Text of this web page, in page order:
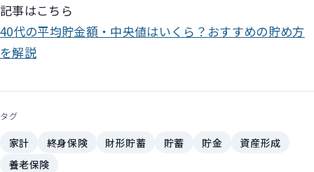
記事はこちら
40代の平均貯金額・中央値はいくら？おすすめの貯め方
を解説
タグ
家計 終身保険 財形貯蓄 貯蓄 貯金
資産形成
養老保険